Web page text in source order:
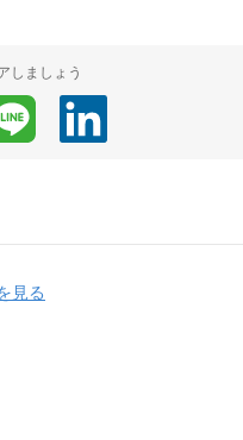
しましょう
見る